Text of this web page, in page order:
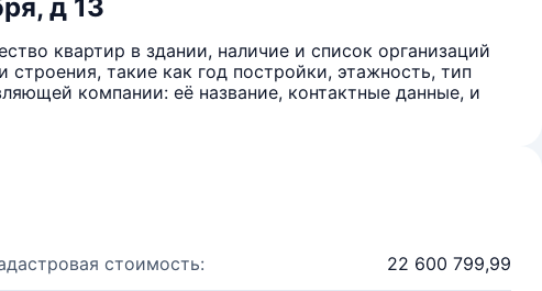
д 13
квартир в здании, наличие и список организаций
такие как год постройки, этажность, тип
компании: её название, контактные данные, и
стоимость: 22 600 799,99